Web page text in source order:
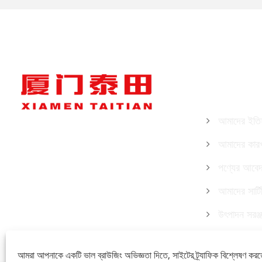
আমাদের
আমাদের
পণ্যের
আমাদের
উৎপাদন
আমরা আপনাকে একটি ভাল ব্রাউজিং অভিজ্ঞতা দিতে, সাইটের ট্র্যাফিক বিশ্লেষণ